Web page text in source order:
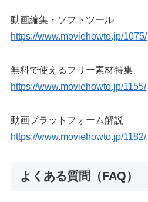
動画編集・ソフトツール
https://www.moviehowto.jp/1075/
無料で使えるフリー素材特集
https://www.moviehowto.jp/1155/
動画プラットフォーム解説
https://www.moviehowto.jp/1182/
よくある質問（FAQ）